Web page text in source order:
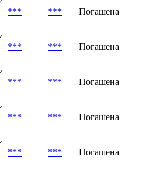
*** *** Погашена
*** *** Погашена
*** *** Погашена
*** *** Погашена
*** *** Погашена